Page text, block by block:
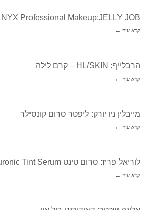
NYX Professional Makeup:JELLY JOB
קרא עוד ←
הרבלייף: HL/SKIN – קרם לילה
קרא עוד ←
מייבלין ניו יורק: ליפטר סרום קונסילר
קרא עוד ←
לוריאל פריז: סרום טינט Hyaluronic Tint Serum
קרא עוד ←